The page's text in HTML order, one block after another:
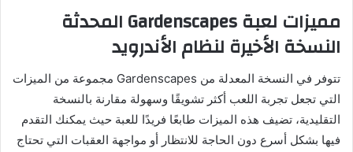
مميزات لعبة Gardenscapes المحدثة
النسخة الأخيرة لنظام الأندرويد
تتوفر في النسخة المعدلة من Gardenscapes مجموعة من الميزات
التي تجعل تجربة اللعب أكثر تشويقًا وسهولة مقارنة بالنسخة
التقليدية، تضيف هذه الميزات طابعًا فريدًا للعبة حيث يمكنك التقدم
فيها بشكل أسرع دون الحاجة للانتظار أو مواجهة العقبات التي تحتاج